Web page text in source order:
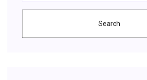
Search